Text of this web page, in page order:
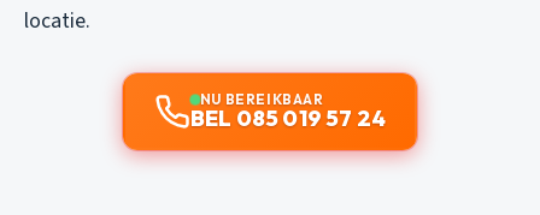
locatie.
NU BEREIKBAAR
BEL 085 019 57 24